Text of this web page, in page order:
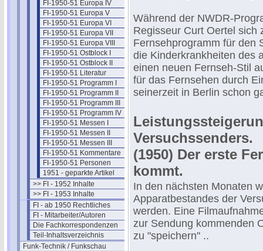
FI-1950-51 Europa IV
FI-1950-51 Europa V
FI-1950-51 Europa VI
FI-1950-51 Europa VII
FI-1950-51 Europa VIII
FI-1950-51 Ostblock I
FI-1950-51 Ostblock II
FI-1950-51 Literatur
FI-1950-51 Programm I
FI-1950-51 Programm II
FI-1950-51 Programm III
FI-1950-51 Programm IV
FI-1950-51 Messen I
FI-1950-51 Messen II
FI-1950-51 Messen III
FI-1950-51 Kommentare
FI-1950-51 Personen
1951 - geparkte Artikel
>> FI - 1952 Inhalte
>> FI - 1953 Inhalte
FI - ab 1950 Rechtliches
FI - Mitarbeiter/Autoren
Die Fachkorrespondenzen
Teil-Inhaltsverzeichnis
Funk-Technik / Funkschau
Während der NWDR-
Regisseur Curt Oertel sich
Fernsehprogramm für den
die Kinderkrankheiten des
einen neuen Fernseh-Stil
für das Fernsehen durch
seinerzeit in Berlin schon
Versuchssenders.
(1950) Der erste
kommt.
In den nächsten Monaten
Apparatbestandes der
werden. Eine
zur Sendung kommenden
zu "speichern" ..